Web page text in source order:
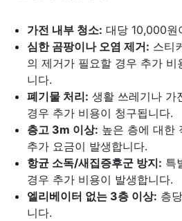
가전 내부 청소: 대당 10,000원
심한 곰팡이나 오염 제거: 스티
의 제거가 필요할 경우 추가 비
니다.
폐기물 처리: 생활 쓰레기나 가
경우 추가 비용이 청구됩니다.
층고 3m 이상: 높은 층에 대한
추가 요금이 발생합니다.
항균 소독/새집증후군 방지: 특
경우 추가 비용이 발생합니다.
엘리베이터 없는 3층 이상: 층
니다.